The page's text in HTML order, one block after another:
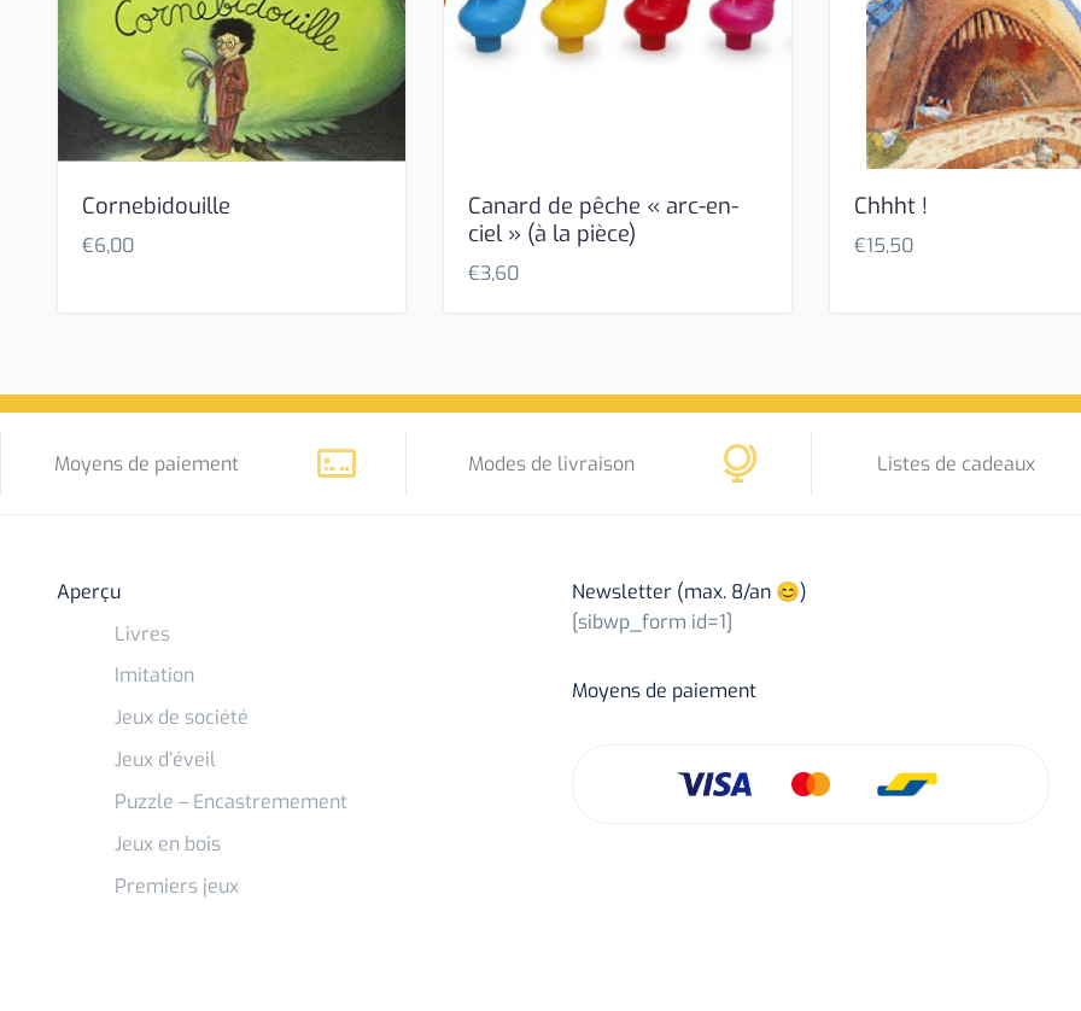
Cornebidouille
€6,00
Canard de pêche « arc-en-
ciel » (à la pièce)
€3,60
Chhht !
€15,50
Moyens de paiement Modes de livraison Listes de cadeaux
Aperçu
Livres
Imitation
Jeux de société
Jeux d’éveil
Puzzle – Encastremement
Jeux en bois
Premiers jeux
Newsletter (max. 8/an 😊)
[sibwp_form id=1]
Moyens de paiement